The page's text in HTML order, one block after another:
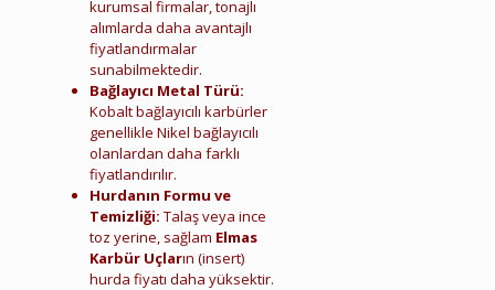
kurumsal firmalar, tonajlı
alımlarda daha avantajlı
fiyatlandırmalar
sunabilmektedir.
Bağlayıcı Metal Türü:
Kobalt bağlayıcılı karbürler
genellikle Nikel bağlayıcılı
olanlardan daha farklı
fiyatlandırılır.
Hurdanın Formu ve
Temizliği: Talaş veya ince
toz yerine, sağlam Elmas
Karbür Uçların (insert)
hurda fiyatı daha yüksektir.